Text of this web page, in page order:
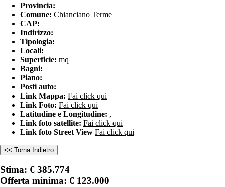
Provincia:
Comune: Chianciano Terme
CAP:
Indirizzo:
Tipologia:
Locali:
Superficie: mq
Bagni:
Piano:
Posti auto:
Link Mappa: Fai click qui
Link Foto: Fai click qui
Latitudine e Longitudine: ,
Link foto satellite: Fai click qui
Link foto Street View Fai click qui
<< Torna Indietro
Stima: € 385.774
Offerta minima: € 123.000